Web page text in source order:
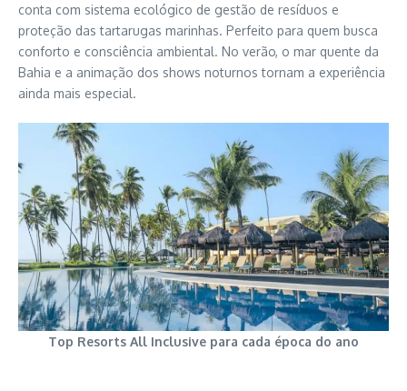
conta com sistema ecológico de gestão de resíduos e
proteção das tartarugas marinhas. Perfeito para quem busca
conforto e consciência ambiental. No verão, o mar quente da
Bahia e a animação dos shows noturnos tornam a experiência
ainda mais especial.
Top Resorts All Inclusive para cada época do ano